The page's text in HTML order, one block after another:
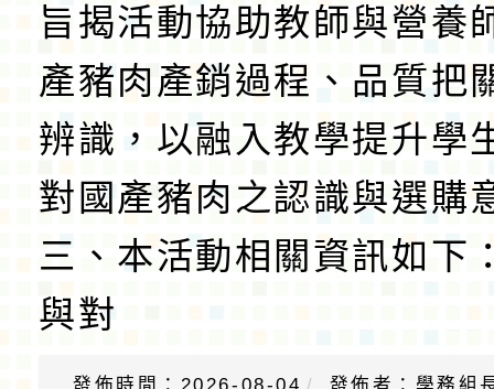
旨揭活動協助教師與營養
產豬肉產銷過程、品質把
辨識，以融入教學提升學
對國產豬肉之認識與選購
三、本活動相關資訊如下
與對